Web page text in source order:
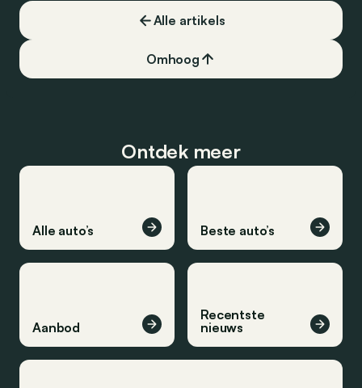
Alle artikels
Omhoog
Ontdek meer
Alle auto’s Beste auto’s
Aanbod
Recentste
nieuws